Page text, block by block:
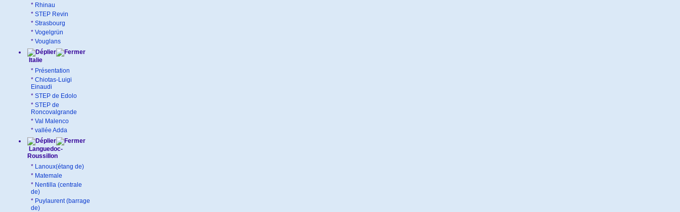
* Rhinau
* STEP Revin
* Strasbourg
* Vogelgrün
* Vouglans
Italie
* Présentation
* Chiotas-Luigi
Einaudi
* STEP de Edolo
* STEP de
Roncovalgrande
* Val Malenco
* vallée Adda
Languedoc-
Roussillon
* Lanoux(étang de)
* Matemale
* Nentilla (centrale
de)
* Puylaurent (barrage
de)